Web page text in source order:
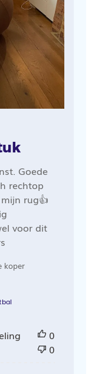
Goede
rechtop
rug👍
voor dit
koper
0
0